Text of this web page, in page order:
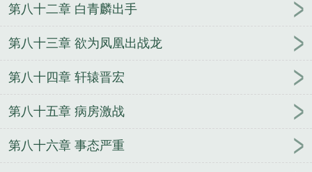
第八十二章 白青麟出手
第八十三章 欲为凤凰出战龙
第八十四章 轩辕晋宏
第八十五章 病房激战
第八十六章 事态严重